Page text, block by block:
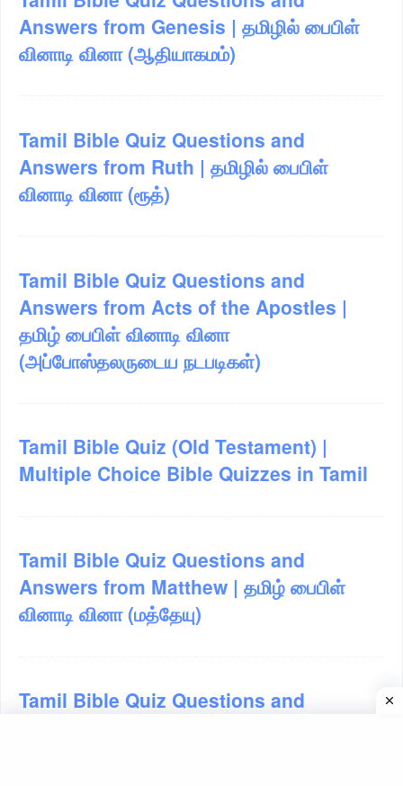
Answers from Genesis | தமிழில் பைபிள்
வினாடி வினா (ஆதியாகமம்)
Tamil Bible Quiz Questions and
Answers from Ruth | தமிழில் பைபிள்
வினாடி வினா (ரூத்)
Tamil Bible Quiz Questions and
Answers from Acts of the Apostles |
தமிழ் பைபிள் வினாடி வினா
(அப்போஸ்தலருடைய நடபடிகள்)
Tamil Bible Quiz (Old Testament) |
Multiple Choice Bible Quizzes in Tamil
Tamil Bible Quiz Questions and
Answers from Matthew | தமிழ் பைபிள்
வினாடி வினா (மத்தேயு)
Tamil Bible Quiz Questions and